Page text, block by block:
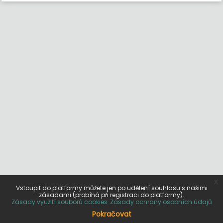
Vstoupit do platformy můžete jen po udělení souhlasu s našimi
zásadami (probíhá při registraci do platformy).
Zásady využití souborů cookies Zásady ochrany osobních údajů
Pokračovat